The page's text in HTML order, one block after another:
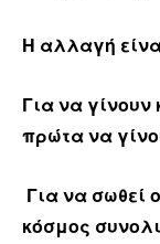
Η αλλαγή
Για να
πρώτα να
Για να σωθεί
κόσμος